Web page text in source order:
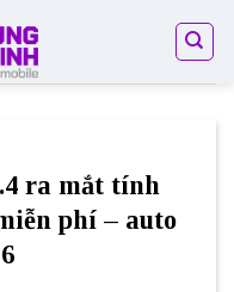
ra mắt tính
phí – auto